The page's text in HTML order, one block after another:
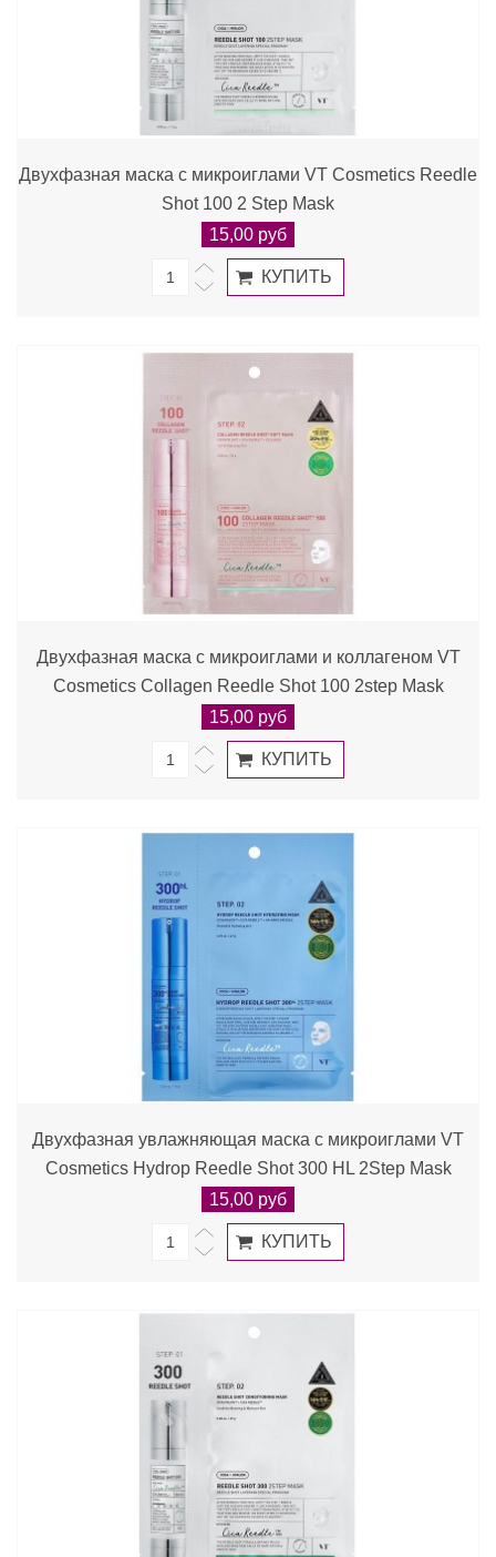
Двухфазная маска с микроиглами VT Cosmetics Reedle
Shot 100 2 Step Mask
15,00 руб
Двухфазная маска с микроиглами и коллагеном VT
Cosmetics Collagen Reedle Shot 100 2step Mask
15,00 руб
Двухфазная увлажняющая маска с микроиглами VT
Cosmetics Hydrop Reedle Shot 300 HL 2Step Mask
15,00 руб